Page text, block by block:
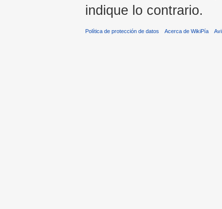
indique lo contrario.
Política de protección de datos Acerca de WikiPía